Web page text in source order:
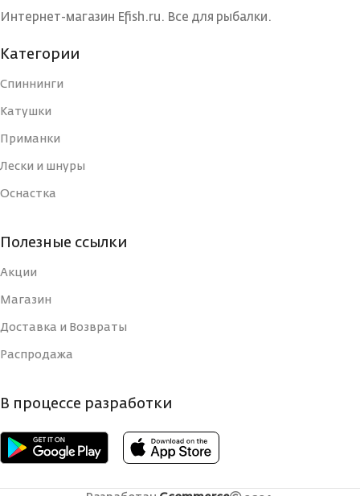
ЦВЕТ
ШНУРА
НИТЕЙ
РАЗРЫВНАЯ
НАГРУЗКА, LB
НАГРУЗКА, КГ
РАЗРЫВНАЯ
Интернет-магазин Efish.ru. Все для рыбалки.
Категории
Спиннинги
Катушки
Приманки
Лески и шнуры
Оснастка
Полезные ссылки
Акции
Магазин
Доставка и Возвраты
Распродажа
В процессе разработки